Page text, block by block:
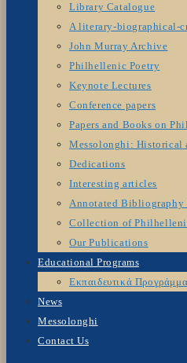
Library Catalogue
A literary-biographical-
John Murray Archive
Philhellenic Poetry
Keynote Lectures
Conference papers
Papers and Books on
Messolonghi: Historical
Dedications
Interesting articles
Annotated Bibliography
Collection of
Our Publications
Educational Programs
Εκπαιδευτικά
News
Messolonghi
Contact Us